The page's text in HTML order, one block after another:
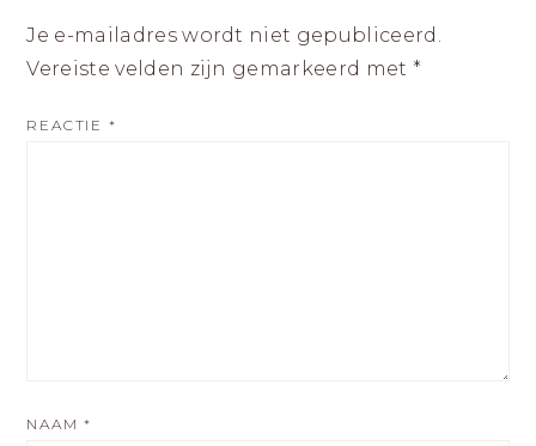
Je e-mailadres wordt niet gepubliceerd.
Vereiste velden zijn gemarkeerd met *
REACTIE *
NAAM*